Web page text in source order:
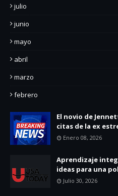
julio
junio
mayo
abril
marzo
febrero
El novio de
citas de la ex
Enero 08, 2026
Aprendizaje
ideas para una
Julio 30, 2026